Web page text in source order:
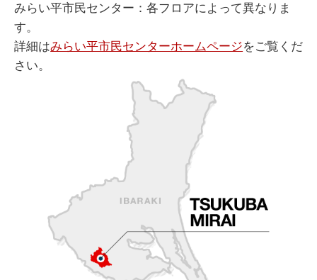
みらい平市民センター：各フロアによって異なりま
す。
詳細はみらい平市民センターホームページをご覧くだ
さい。